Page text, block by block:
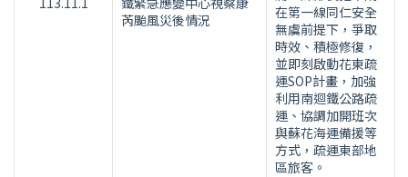
芮颱風災後情況
在第一線同仁安全
無虞前提下，爭取
時效、積極修復，
並即刻啟動花東疏
運SOP計畫，加強
利用南迴鐵公路疏
運、協調加開班次
與蘇花海運備援等
方式，疏運東部地
區旅客。